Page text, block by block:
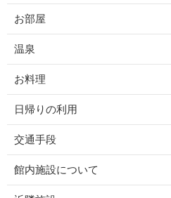
お部屋
温泉
お料理
日帰りの利用
交通手段
館内施設について